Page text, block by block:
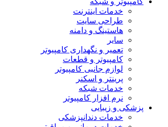
خدمات اینترنت
طراحی سایت
هاستینگ و دامنه
سایر
تعمیر و نگهداری کامپیوتر
کامپیوتر و قطعات
لوازم جانبی کامپیوتر
پرینتر و اسکنر
خدمات شبکه
نرم افزار کامپیوتر
پزشکی و زیبایی
خدمات دندانپزشکی